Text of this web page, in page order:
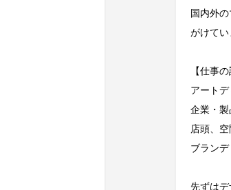
国内外
がけてい
【仕事の
アート
企業・
店頭、
ブラン
先ずはデ